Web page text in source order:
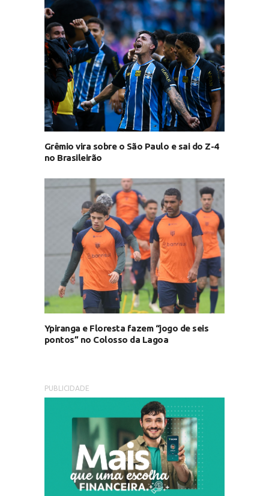
Grêmio vira sobre o São Paulo e sai do Z-4
no Brasileirão
Ypiranga e Floresta fazem “jogo de seis
pontos” no Colosso da Lagoa
PUBLICIDADE